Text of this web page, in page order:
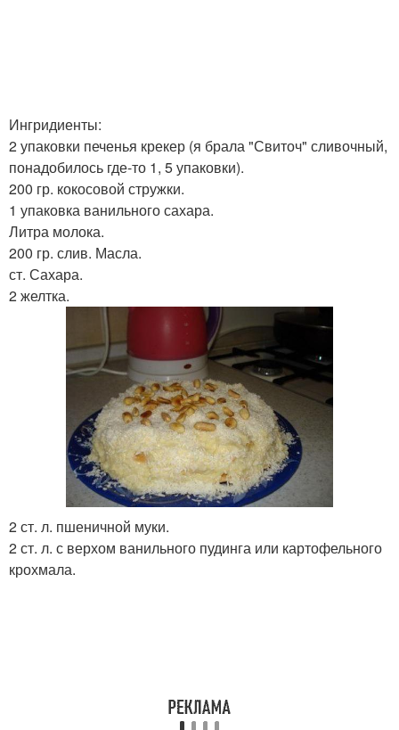
Творожно-шоколадный
торт
Муссовый торт
Торт в мультиварке
Торт с кокосовым
кремом
Торт с заварным
кремом
Коржи для торта
Бисквитный торт Торт со сгущенкой
Ингридиенты:
2 упаковки печенья крекер (я брала "Свиточ" сливочный,
понадобилось где-то 1, 5 упаковки).
200 гр. кокосовой стружки.
1 упаковка ванильного сахара.
Литра молока.
200 гр. слив. Масла.
ст. Сахара.
2 желтка.
2 ст. л. пшеничной муки.
2 ст. л. с верхом ванильного пудинга или картофельного
крохмала.